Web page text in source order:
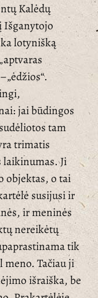
Kalėdų
Išganytojo
lotynišką
jai būdingos
tam
trimatis
Ji
objektas, o tai
susijusi ir
ir meninės
nereikėtų
tik
Tačiau ji
išraiška, be